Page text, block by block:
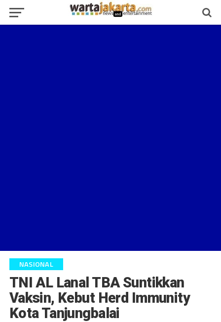
NASIONAL
TNI AL Lanal TBA Suntikkan
Vaksin, Kebut Herd Immunity
Kota Tanjungbalai